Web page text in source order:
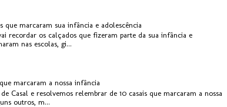
que marcaram sua infância e adolescência
recordar os calçados que fizeram parte da sua infância e
nas escolas, gi...
marcaram a nossa infância
Casal e resolvemos relembrar de 10 casais que marcaram a nossa
outros, m...